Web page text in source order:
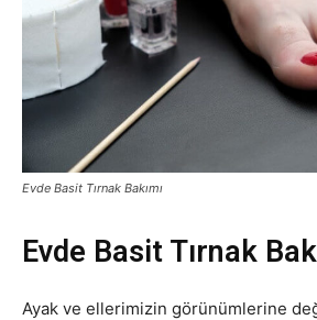
Evde Basit Tırnak Bakımı
Evde Basit Tırnak
Ayak ve ellerimizin görünümlerine